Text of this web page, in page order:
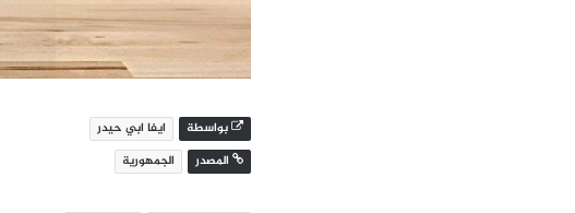
بواسطة
ايفا ابي حيدر
المصدر
الجمهورية